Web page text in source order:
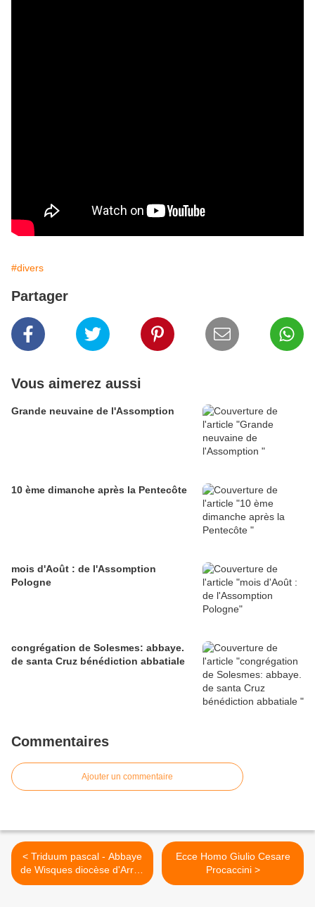
#divers
Partager
Vous aimerez aussi
Grande neuvaine de l'Assomption
10 ème dimanche après la Pentecôte
mois d'Août : de l'Assomption
Pologne
congrégation de Solesmes: abbaye.
de santa Cruz bénédiction abbatiale
Commentaires
Ajouter un commentaire
< Triduum pascal - Abbaye
de Wisques diocèse d'Arras
(Fontgombault )
Ecce Homo Giulio Cesare
Procaccini >